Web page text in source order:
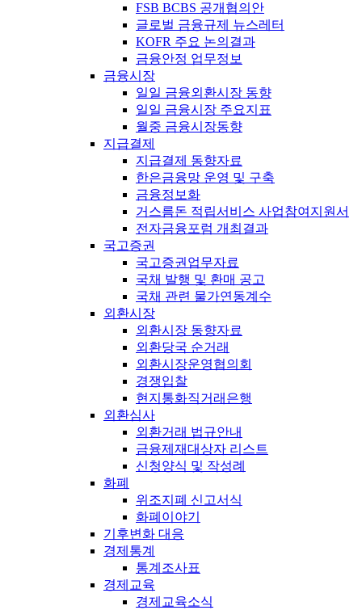
FSB BCBS 공개협의안
글로벌 금융규제 뉴스레터
KOFR 주요 논의결과
금융안정 업무정보
금융시장
일일 금융외환시장 동향
일일 금융시장 주요지표
월중 금융시장동향
지급결제
지급결제 동향자료
한은금융망 운영 및 구축
금융정보화
거스름돈 적립서비스 사업참여지원서
전자금융포럼 개최결과
국고증권
국고증권업무자료
국채 발행 및 환매 공고
국채 관련 물가연동계수
외환시장
외환시장 동향자료
외환당국 순거래
외환시장운영협의회
경쟁입찰
현지통화직거래은행
외환심사
외환거래 법규안내
금융제재대상자 리스트
신청양식 및 작성례
화폐
위조지폐 신고서식
화폐이야기
기후변화 대응
경제통계
통계조사표
경제교육
경제교육소식